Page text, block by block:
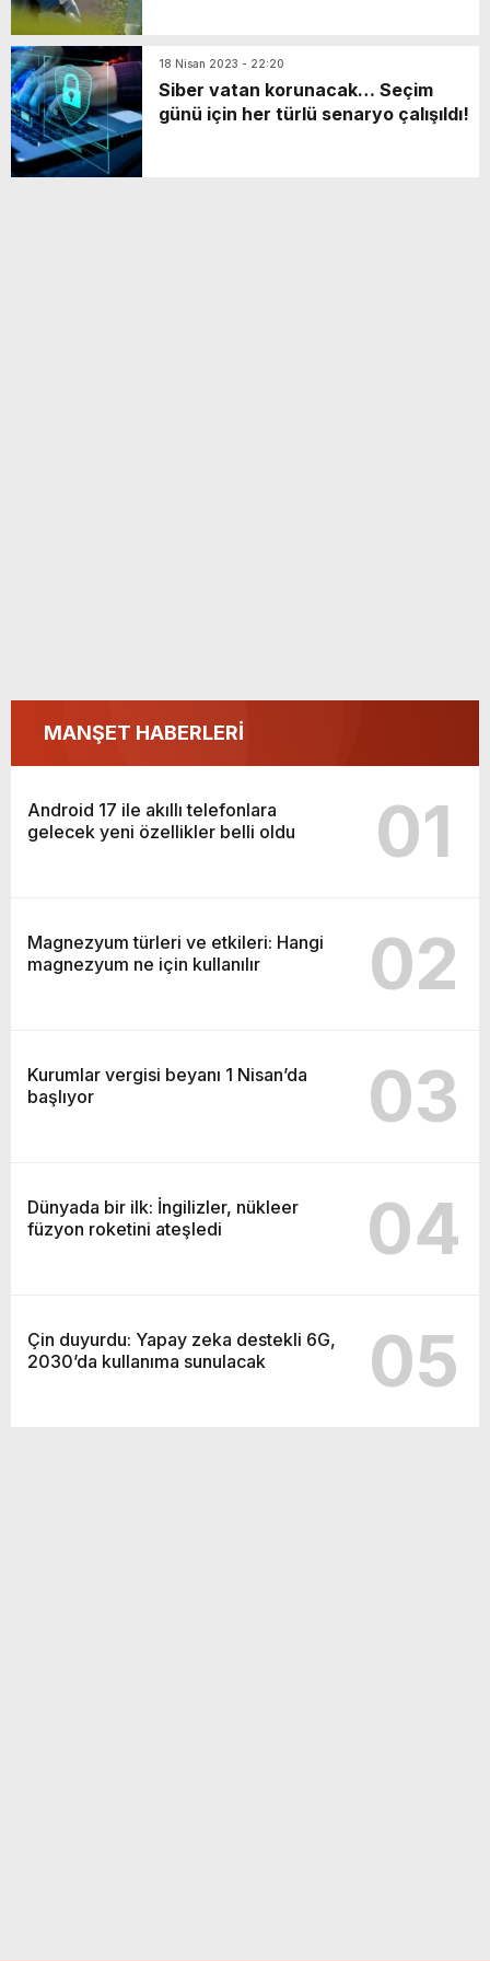
18 Nisan 2023 - 22:20
Siber vatan korunacak… Seçim
günü için her türlü senaryo çalışıldı!
MANŞET HABERLERİ
Android 17 ile akıllı telefonlara
gelecek yeni özellikler belli oldu
01
Magnezyum türleri ve etkileri: Hangi
magnezyum ne için kullanılır
02
Kurumlar vergisi beyanı 1 Nisan’da
başlıyor
03
Dünyada bir ilk: İngilizler, nükleer
füzyon roketini ateşledi
04
Çin duyurdu: Yapay zeka destekli 6G,
2030’da kullanıma sunulacak
05